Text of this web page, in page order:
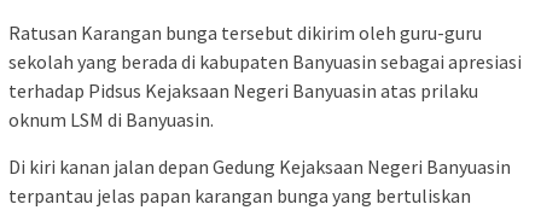
Ratusan Karangan bunga tersebut dikirim oleh guru-guru
sekolah yang berada di kabupaten Banyuasin sebagai apresiasi
terhadap Pidsus Kejaksaan Negeri Banyuasin atas prilaku
oknum LSM di Banyuasin.
Di kiri kanan jalan depan Gedung Kejaksaan Negeri Banyuasin
terpantau jelas papan karangan bunga yang bertuliskan